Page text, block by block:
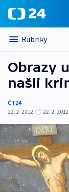
Rubriky
Obrazy
našli
ČT24
22. 2. 2012
22. 2. 2012